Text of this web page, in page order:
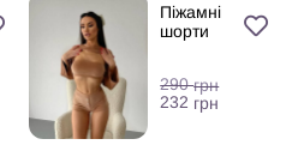
Піжамні
шорти
290грн
232 грн